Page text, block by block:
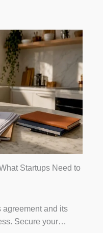
Startups Need to
agreement and its
Secure your…